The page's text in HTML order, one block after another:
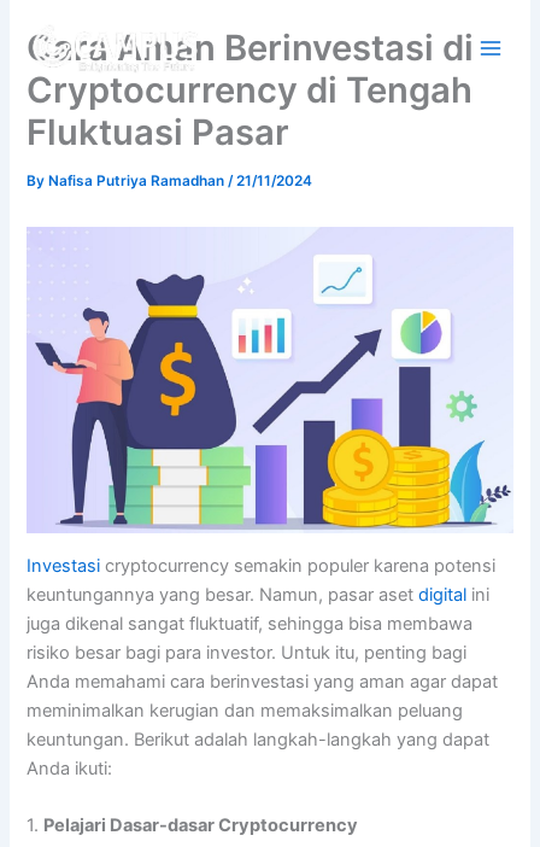
content
Cara Aman Berinvestasi di
Cryptocurrency di Tengah
Fluktuasi Pasar
ByNafisa Putriya Ramadhan/21/11/2024
Investasi cryptocurrency semakin populer karena potensi
keuntungannya yang besar. Namun, pasar asetdigital ini
juga dikenal sangat fluktuatif, sehingga bisa membawa
risiko besar bagi para investor. Untuk itu, penting bagi
Anda memahami cara berinvestasi yang aman agar dapat
meminimalkan kerugian dan memaksimalkan peluang
keuntungan. Berikut adalah langkah-langkah yang dapat
Anda ikuti:
1. Pelajari Dasar-dasar Cryptocurrency